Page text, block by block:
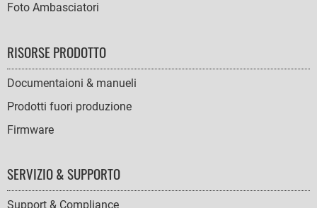
Foto Ambasciatori
RISORSE PRODOTTO
Documentaioni & manueli
Prodotti fuori produzione
Firmware
SERVIZIO & SUPPORTO
Support & Compliance